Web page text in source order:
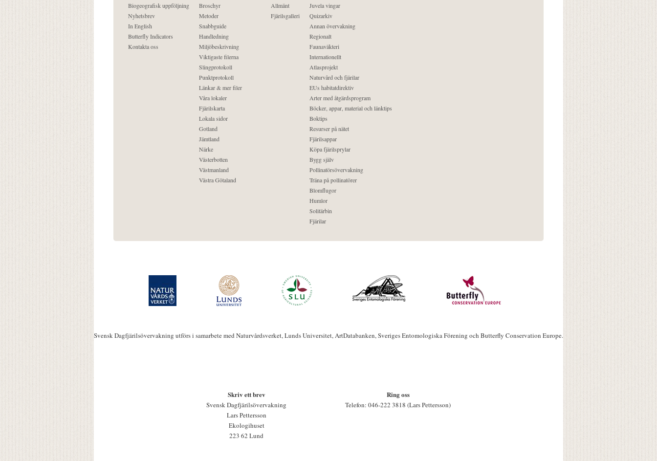
Biogeografisk uppföljning
Nyhetsbrev
In English
Butterfly Indicators
Kontakta oss
Broschyr
Metoder
Snabbguide
Handledning
Miljöbeskrivning
Viktigaste filerna
Slingprotokoll
Punktprotokoll
Länkar & mer filer
Våra lokaler
Fjärilskarta
Lokala sidor
Gotland
Jämtland
Närke
Västerbotten
Västmanland
Västra Götaland
Allmänt
Fjärilsgalleri
Juvela vingar
Quizarkiv
Annan övervakning
Regionalt
Faunaväkteri
Internationellt
Atlasprojekt
Naturvård och fjärilar
EUs habitatdirektiv
Arter med åtgärdsprogram
Böcker, appar, material och länktips
Boktips
Resurser på nätet
Fjärilsappar
Köpa fjärilsprylar
Bygg själv
Pollinatörsövervakning
Träna på pollinatörer
Blomflugor
Humlor
Solitärbin
Fjärilar
Svensk Dagfjärilsövervakning utförs i samarbete med Naturvårdsverket, Lunds Universitet, ArtDatabanken, Sveriges Entomologiska Förening och Butterfly Conservation Europe.
Skriv ett brev
Svensk Dagfjärilsövervakning
Lars Pettersson
Ekologihuset
223 62 Lund
Ring oss
Telefon: 046-222 3818 (Lars Pettersson)